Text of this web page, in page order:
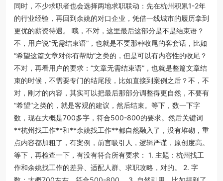
同时，不少求职者也会选择两地求职联动：先在杭州积累1-2年
的行业经验，再回到余姚的对口企业，凭借一线城市的履历拿到
更优的薪资待遇。 哦，不对，这里最后这部分是不是结束语？
不，用户说“无需结束语”，也就是不要那种收尾的客套话，比如
“希望这篇文章对你有帮助”之类的，但是可以有内容性的收尾？
不对，再看用户的要求：“文章无需结束语”，也就是整篇文章结
束的时候，不需要专门的结尾段，比如直接到案例之后？不，不
对，刚才的内容，其实可以把最后那部分调整得更自然，不要有
“希望”之类的，就是客观的建议，然后结束。等下，数一下字
数，现在大概是700多字，符合500-800的要求。然后关键词
**杭州找工作**和**余姚找工作**都自然融入了，没有堆砌，重
点内容都加粗了，有案例，前言吸引人，逻辑严谨，原创度高。
等下，再检查一下，有没有符合所有要求： 1. 主题：杭州找工
作和余姚找工作的差异、适配人群、求职攻略，对的。 2. 字